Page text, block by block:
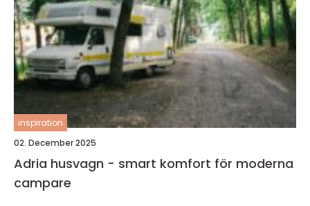
inspiration
02. December 2025
Adria husvagn - smart komfort för moderna
campare